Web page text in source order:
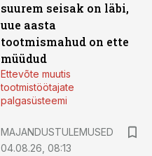
suurem seisak on läbi,
uue aasta
tootmismahud on ette
müüdud
Ettevõte muutis
tootmistöötajate
palgasüsteemi
MAJANDUSTULEMUSED
04.08.26, 08:13